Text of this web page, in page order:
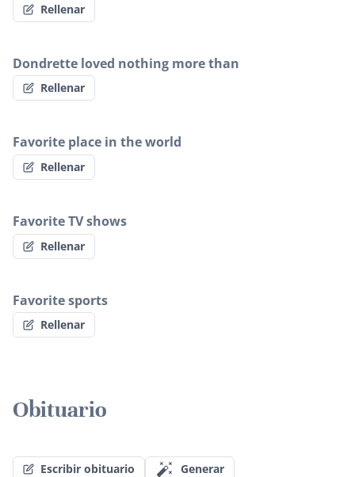
Rellenar
Dondrette loved nothing more than
Rellenar
Favorite place in the world
Rellenar
Favorite TV shows
Rellenar
Favorite sports
Rellenar
Obituario
Escribir obituario Generar